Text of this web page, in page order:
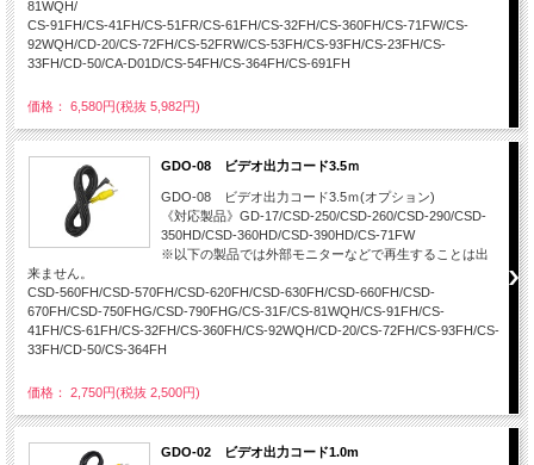
81WQH/
CS-91FH/CS-41FH/CS-51FR/CS-61FH/CS-32FH/CS-360FH/CS-71FW/CS-
92WQH/CD-20/CS-72FH/CS-52FRW/CS-53FH/CS-93FH/CS-23FH/CS-
33FH/CD-50/CA-D01D/CS-54FH/CS-364FH/CS-691FH
価格： 6,580円(税抜 5,982円)
GDO-08 ビデオ出力コード3.5ｍ
GDO-08 ビデオ出力コード3.5ｍ(オプション)
《対応製品》GD-17/CSD-250/CSD-260/CSD-290/CSD-
350HD/CSD-360HD/CSD-390HD/CS-71FW
※以下の製品では外部モニターなどで再生することは出
来ません。
CSD-560FH/CSD-570FH/CSD-620FH/CSD-630FH/CSD-660FH/CSD-
670FH/CSD-750FHG/CSD-790FHG/CS-31F/CS-81WQH/CS-91FH/CS-
41FH/CS-61FH/CS-32FH/CS-360FH/CS-92WQH/CD-20/CS-72FH/CS-93FH/CS-
33FH/CD-50/CS-364FH
価格： 2,750円(税抜 2,500円)
GDO-02 ビデオ出力コード1.0m